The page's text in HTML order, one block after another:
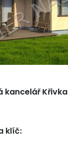
kancelář Křivka
klíč: